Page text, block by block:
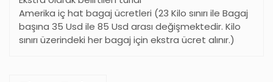
Amerika iç hat bagaj ücretleri (23 Kilo sınırı ile Bagaj
başına 35 Usd ile 85 Usd arası değişmektedir. Kilo
sınırı üzerindeki her bagaj için ekstra ücret alınır.)